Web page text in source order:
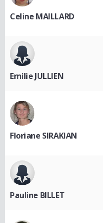
Celine MAILLARD
Emilie JULLIEN
Floriane SIRAKIAN
Pauline BILLET